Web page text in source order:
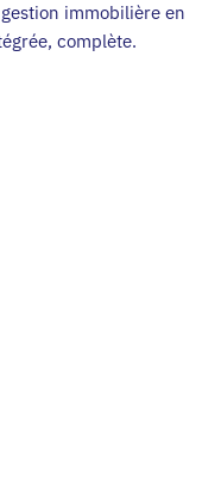
immobilière en
complète.